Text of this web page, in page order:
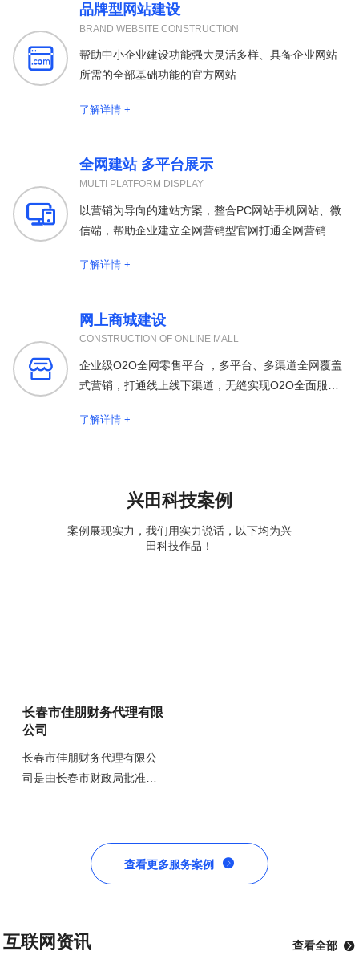

品牌型网站建设
BRAND WEBSITE CONSTRUCTION
帮助中小企业建设功能强大灵活多样、具备企业网站
所需的全部基础功能的官方网站
了解详情 +

全网建站 多平台展示
MULTI PLATFORM DISPLAY
以营销为导向的建站方案，整合PC网站手机网站、微
信端，帮助企业建立全网营销型官网打通全网营销渠
了解详情 +

网上商城建设
CONSTRUCTION OF ONLINE MALL
企业级O2O全网零售平台 ，多平台、多渠道全网覆盖
式营销，打通线上线下渠道，无缝实现O2O全面服务
了解详情 +
兴田科技案例
案例展现实力，我们用实力说话，以下均为兴
田科技作品！
长春市佳朋财务代理有限
公司
长春市佳朋财务代理有限公
司是由长春市财政局批准设
法成立并开展经营业务。是
长春市其他同行业所不具备
富的业务经验。执业于长春
查看更多服务案例 
互联网资讯 查看全部 